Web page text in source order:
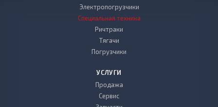
Электропогрузчики
Специальная техника
Ричтраки
Тягачи
Погрузчики
УСЛУГИ
Продажа
Сервис